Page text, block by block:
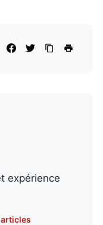
expérience